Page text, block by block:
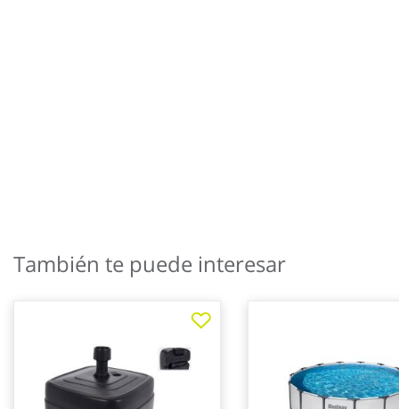
También te puede interesar